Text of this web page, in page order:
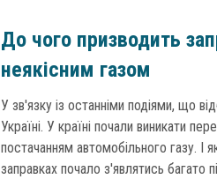
До чого призводить
неякісним газом
У зв'язку із останніми подіями, що
Україні. У країні почали виникати
постачанням автомобільного газу. І
заправках почало з'являтись багато